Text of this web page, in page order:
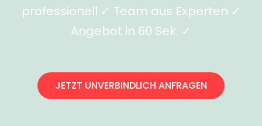
professionell ✓ Team aus Experten ✓
Angebot in 60 Sek. ✓
JETZT UNVERBINDLICH ANFRAGEN